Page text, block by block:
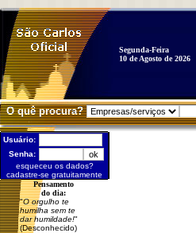
Segunda-Feira
10 de Agosto de 2026
O quê procura?
Usuário:
Senha:
esqueceu os dados?
cadastre-se gratuitamente
Pensamento
do dia:
"O orgulho te
humilha sem te
dar humildade!"
(Desconhecido)